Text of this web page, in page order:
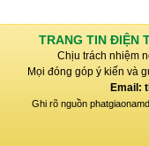
TRANG TIN ĐIỆN
Chịu trách nhiệm
Mọi đóng góp ý kiến và
Email:
Ghi rõ nguồn